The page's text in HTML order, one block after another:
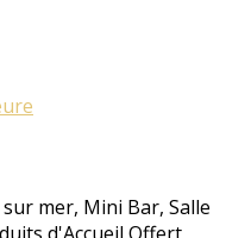
mer, Mini Bar, Salle